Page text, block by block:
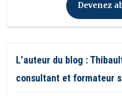
Devenez
L’auteur du blog :
consultant et formateur